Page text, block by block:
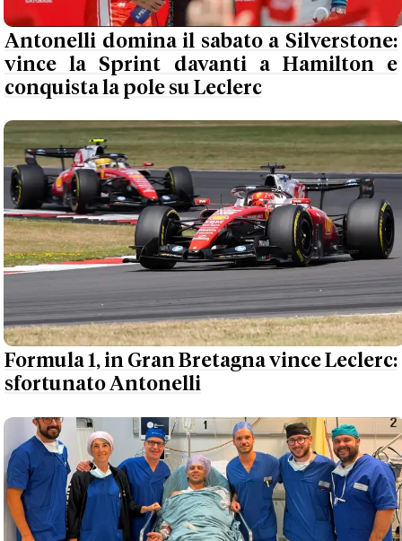
Antonelli domina il sabato a Silverstone:
vince la Sprint davanti a Hamilton e
conquista la pole su Leclerc
Formula 1, in Gran Bretagna vince Leclerc:
sfortunato Antonelli